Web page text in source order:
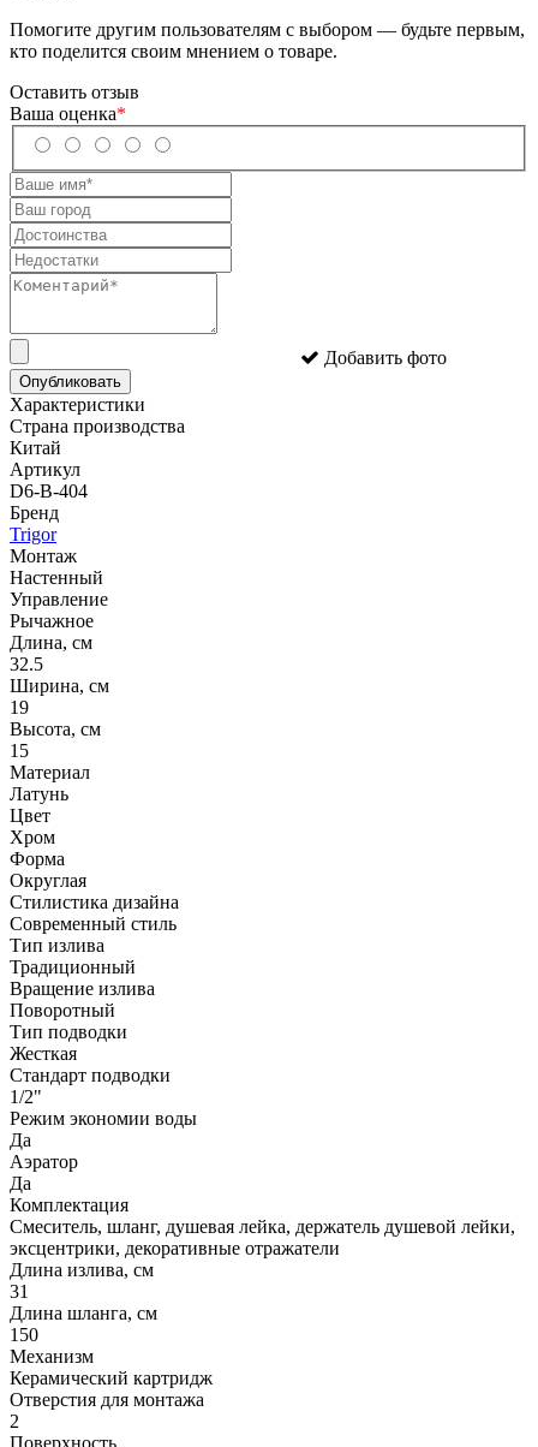
Помогите другим пользователям с выбором — будьте первым,
кто поделится своим мнением о товаре.
Оставить отзыв
Ваша оценка*
Добавить фото
Опубликовать
Характеристики
Страна производства
Китай
Артикул
D6-B-404
Бренд
Trigor
Монтаж
Настенный
Управление
Рычажное
Длина, см
32.5
Ширина, см
19
Высота, см
15
Материал
Латунь
Цвет
Хром
Форма
Округлая
Стилистика дизайна
Современный стиль
Тип излива
Традиционный
Вращение излива
Поворотный
Тип подводки
Жесткая
Стандарт подводки
1/2"
Режим экономии воды
Да
Аэратор
Да
Комплектация
Смеситель, шланг, душевая лейка, держатель душевой лейки,
эксцентрики, декоративные отражатели
Длина излива, см
31
Длина шланга, см
150
Механизм
Керамический картридж
Отверстия для монтажа
2